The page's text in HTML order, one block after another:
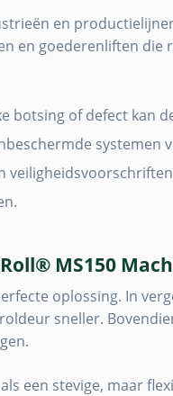
en
en goederenliften die
botsing of defect kan
systemen
MS150
oplossing. In
sneller.
een stevige, maar